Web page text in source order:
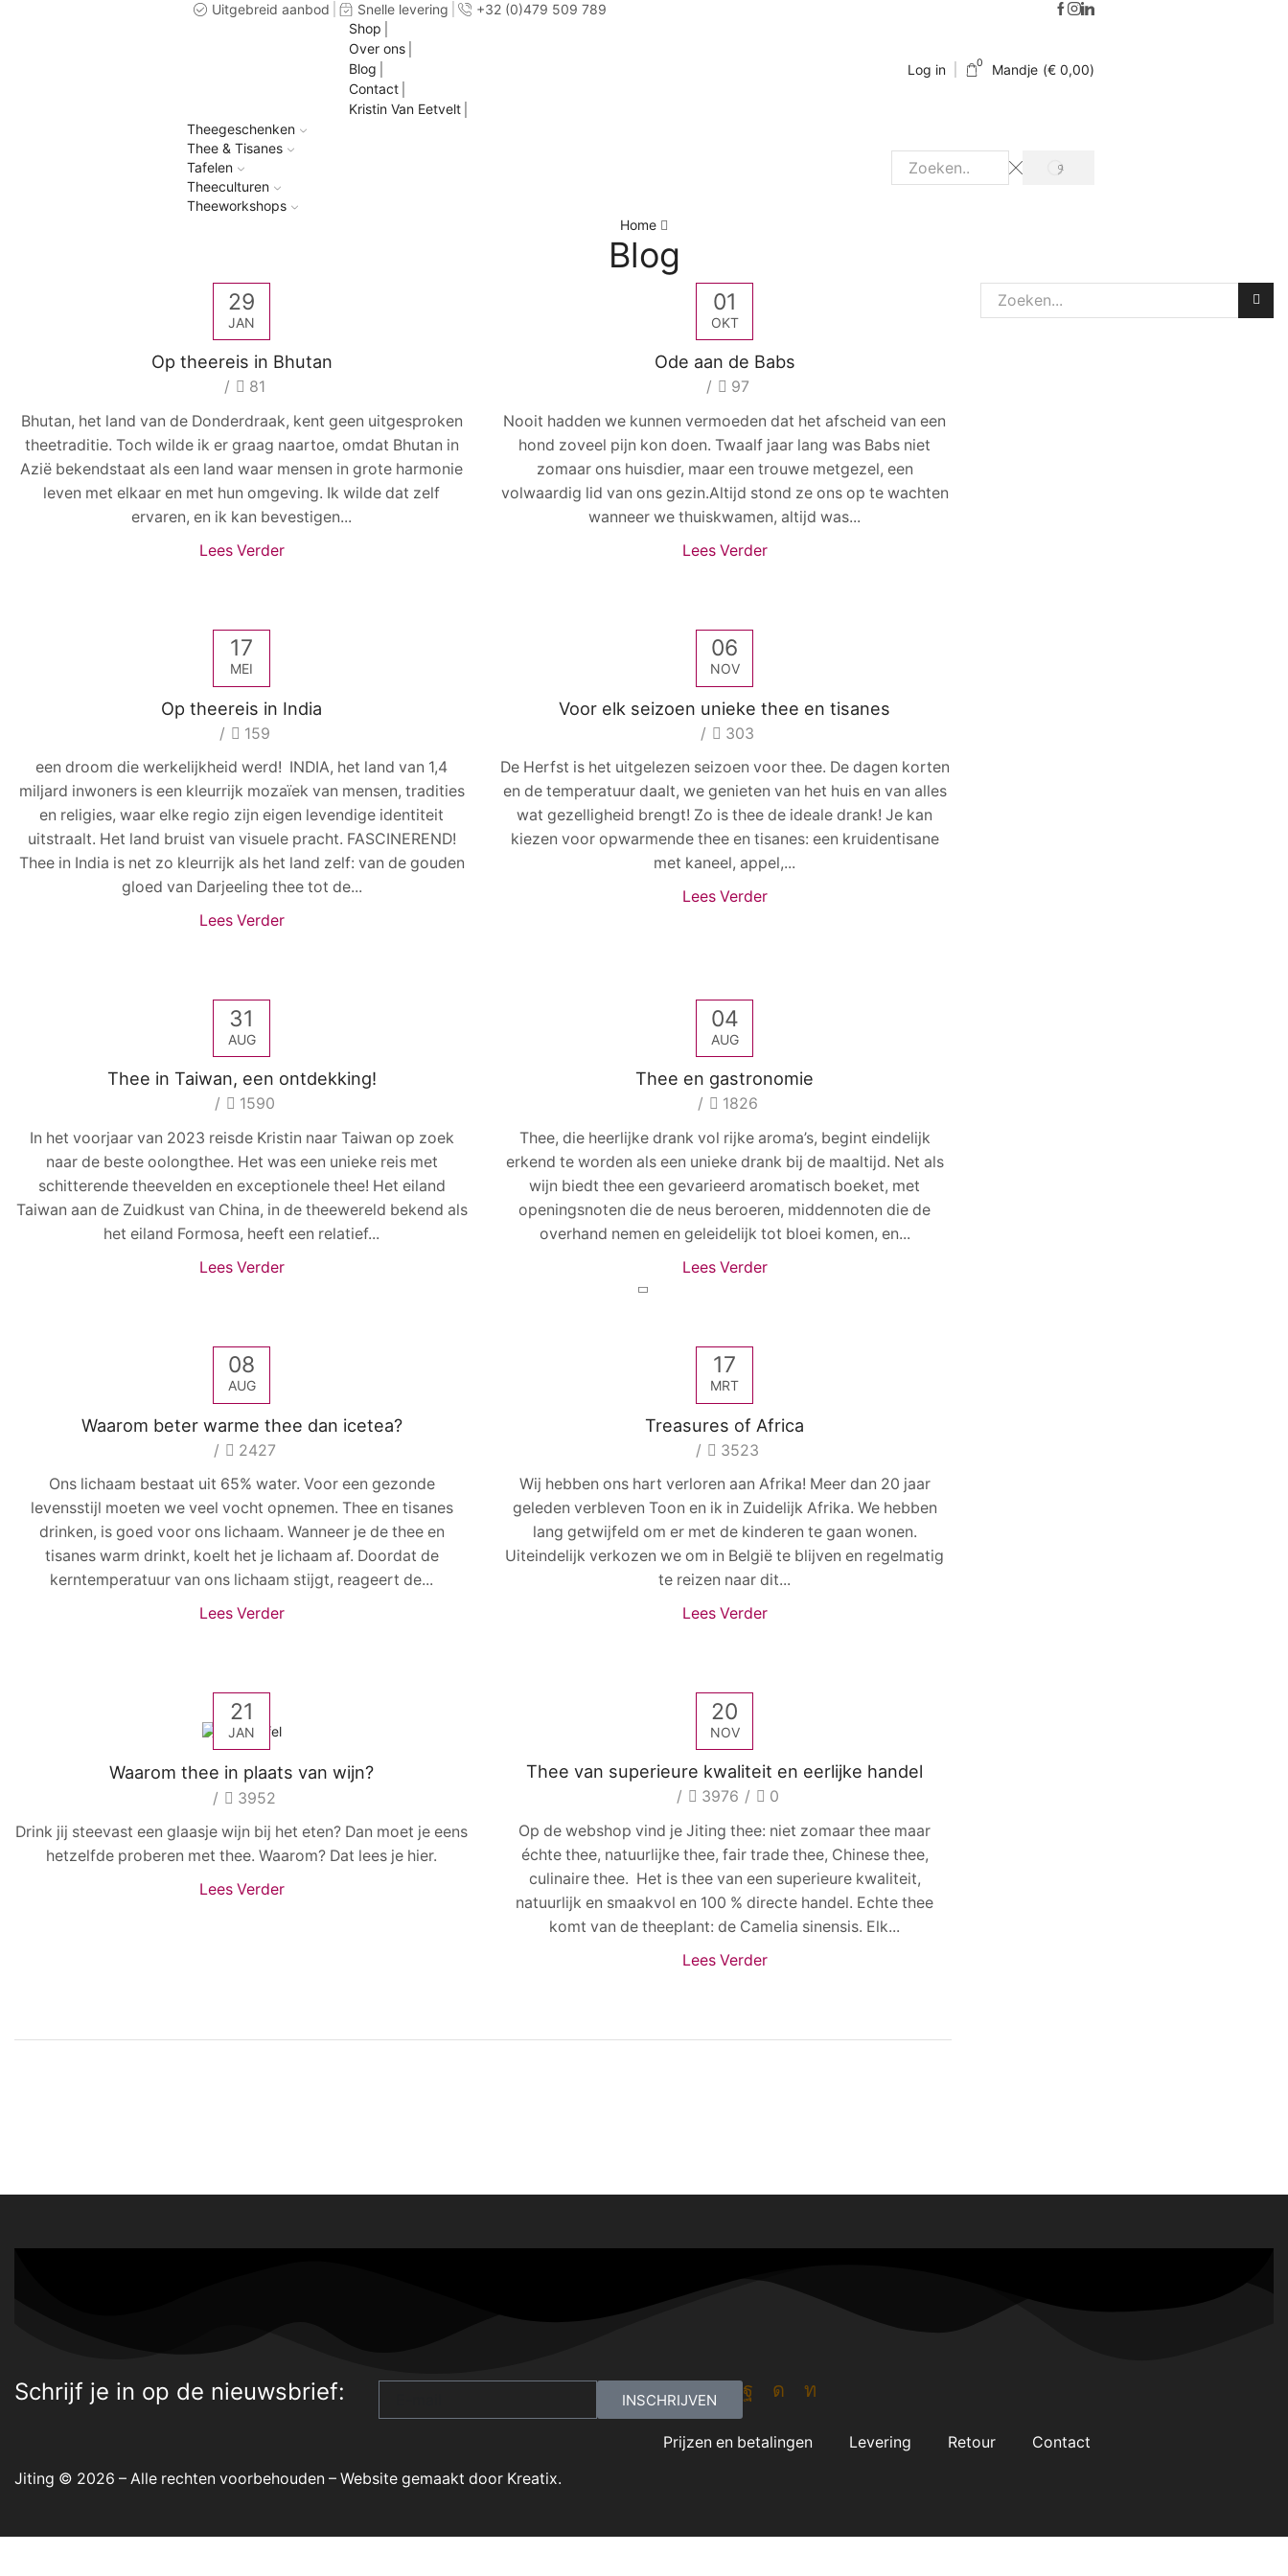
Uitgebreid aanbod Snelle levering
+32 (0)479 509 789
Shop
Over ons
Blog
Contact
Kristin Van Eetvelt
Log in 0 Mandje (€0,00)
Theegeschenken
Thee & Tisanes
Tafelen
Theeculturen
Theeworkshops
Home
Blog
29
JAN
Op theereis in Bhutan
/
81
Bhutan, het land van de Donderdraak, kent geen uitgesproken
theetraditie. Toch wilde ik er graag naartoe, omdat Bhutan in
Azië bekendstaat als een land waar mensen in grote harmonie
leven met elkaar en met hun omgeving. Ik wilde dat zelf
ervaren, en ik kan bevestigen...
Lees Verder
01
OKT
Ode aan de Babs
/
97
Nooit hadden we kunnen vermoeden dat het afscheid van een
hond zoveel pijn kon doen. Twaalf jaar lang was Babs niet
zomaar ons huisdier, maar een trouwe metgezel, een
volwaardig lid van ons gezin.Altijd stond ze ons op te wachten
wanneer we thuiskwamen, altijd was...
Lees Verder
17
MEI
Op theereis in India
/
159
een droom die werkelijkheid werd! INDIA, het land van 1,4
miljard inwoners is een kleurrijk mozaïek van mensen, tradities
en religies, waar elke regio zijn eigen levendige identiteit
uitstraalt. Het land bruist van visuele pracht. FASCINEREND!
Thee in India is net zo kleurrijk als het land zelf: van de gouden
gloed van Darjeeling thee tot de...
Lees Verder
06
NOV
Voor elk seizoen unieke thee en tisanes
/
303
De Herfst is het uitgelezen seizoen voor thee. De dagen korten
en de temperatuur daalt, we genieten van het huis en van alles
wat gezelligheid brengt! Zo is thee de ideale drank! Je kan
kiezen voor opwarmende thee en tisanes: een kruidentisane
met kaneel, appel,...
Lees Verder
31
AUG
Thee in Taiwan, een ontdekking!
/
1590
In het voorjaar van 2023 reisde Kristin naar Taiwan op zoek
naar de beste oolongthee. Het was een unieke reis met
schitterende theevelden en exceptionele thee! Het eiland
Taiwan aan de Zuidkust van China, in de theewereld bekend als
het eiland Formosa, heeft een relatief...
Lees Verder
04
AUG
Thee en gastronomie
/
1826
Thee, die heerlijke drank vol rijke aroma’s, begint eindelijk
erkend te worden als een unieke drank bij de maaltijd. Net als
wijn biedt thee een gevarieerd aromatisch boeket, met
openingsnoten die de neus beroeren, middennoten die de
overhand nemen en geleidelijk tot bloei komen, en...
Lees Verder
08
AUG
Waarom beter warme thee dan icetea?
/
2427
Ons lichaam bestaat uit 65% water. Voor een gezonde
levensstijl moeten we veel vocht opnemen. Thee en tisanes
drinken, is goed voor ons lichaam. Wanneer je de thee en
tisanes warm drinkt, koelt het je lichaam af. Doordat de
kerntemperatuur van ons lichaam stijgt, reageert de...
Lees Verder
17
MRT
Treasures of Africa
/
3523
Wij hebben ons hart verloren aan Afrika! Meer dan 20 jaar
geleden verbleven Toon en ik in Zuidelijk Afrika. We hebben
lang getwijfeld om er met de kinderen te gaan wonen.
Uiteindelijk verkozen we om in België te blijven en regelmatig
te reizen naar dit...
Lees Verder
21
JAN
Waarom thee in plaats van wijn?
/
3952
Drink jij steevast een glaasje wijn bij het eten? Dan moet je eens
hetzelfde proberen met thee. Waarom? Dat lees je hier.
Lees Verder
20
NOV
Thee van superieure kwaliteit en eerlijke handel
/ 3976 /
0
Op de webshop vind je Jiting thee: niet zomaar thee maar
échte thee, natuurlijke thee, fair trade thee, Chinese thee,
culinaire thee. Het is thee van een superieure kwaliteit,
natuurlijk en smaakvol en 100 % directe handel. Echte thee
komt van de theeplant: de Camelia sinensis. Elk...
Lees Verder
Schrijf je in op de nieuwsbrief: INSCHRIJVEN
Prijzen en betalingen Levering Retour
Contact
Jiting © 2026 – Alle rechten voorbehouden – Website gemaakt door Kreatix.